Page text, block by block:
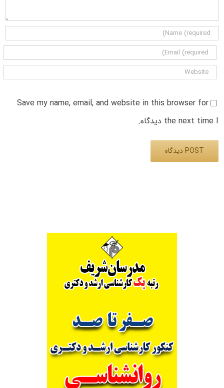
Save my name, email, and website in this browser for
the next time I دیدگاه.